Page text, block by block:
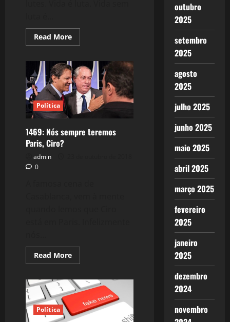
Read MoreRead
more
Por
um
Governo
de
Unidade
Nacional:
A
Esperança
a
Democracia
Política
1469: Nós sempre teremos
Paris, Ciro?
admin
0
Read MoreRead
more
Nós
sempre
teremos
Paris,
Ciro?
Política
outubro
2025
setembro
2025
agosto
2025
julho 2025
junho 2025
maio 2025
abril 2025
março 2025
fevereiro
2025
janeiro
2025
dezembro
2024
novembro